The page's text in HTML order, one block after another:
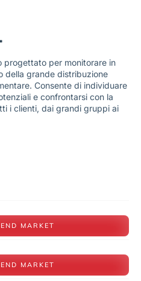
progettato per monitorare in
della grande distribuzione
Consente di individuare
e confrontarsi con la
i clienti, dai grandi gruppi ai
MARKET
MARKET